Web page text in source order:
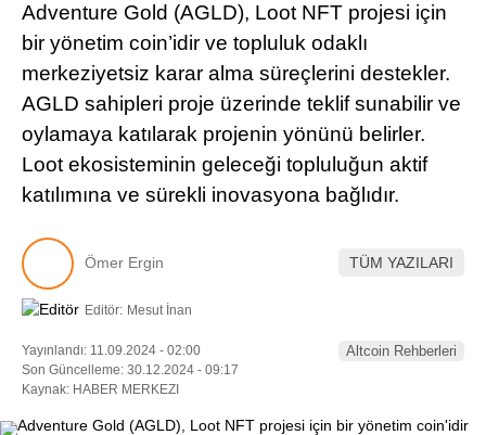
Adventure Gold (AGLD), Loot NFT projesi için
bir yönetim coin’idir ve topluluk odaklı
merkeziyetsiz karar alma süreçlerini destekler.
AGLD sahipleri proje üzerinde teklif sunabilir ve
oylamaya katılarak projenin yönünü belirler.
Loot ekosisteminin geleceği topluluğun aktif
katılımına ve sürekli inovasyona bağlıdır.
Ömer Ergin TÜM YAZILARI
Editör: Mesut İnan
Yayınlandı: 11.09.2024 - 02:00
Son Güncelleme: 30.12.2024 - 09:17
Kaynak: HABER MERKEZI
Altcoin Rehberleri